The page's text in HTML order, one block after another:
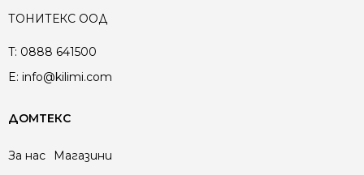
ТОНИТЕКС ООД
T: 0888 641500
E: info@kilimi.com
ДОМТЕКС
За нас Магазини